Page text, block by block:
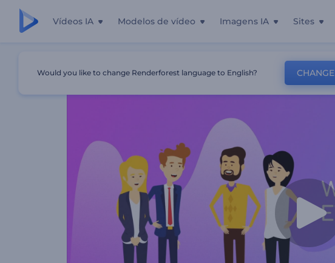
Vídeos IA Modelos de vídeo Imagens IA Sites
Apresentação Ao Serviço De Planejamento De Eventos
Would you like to change Renderforest language to English? CHANGE